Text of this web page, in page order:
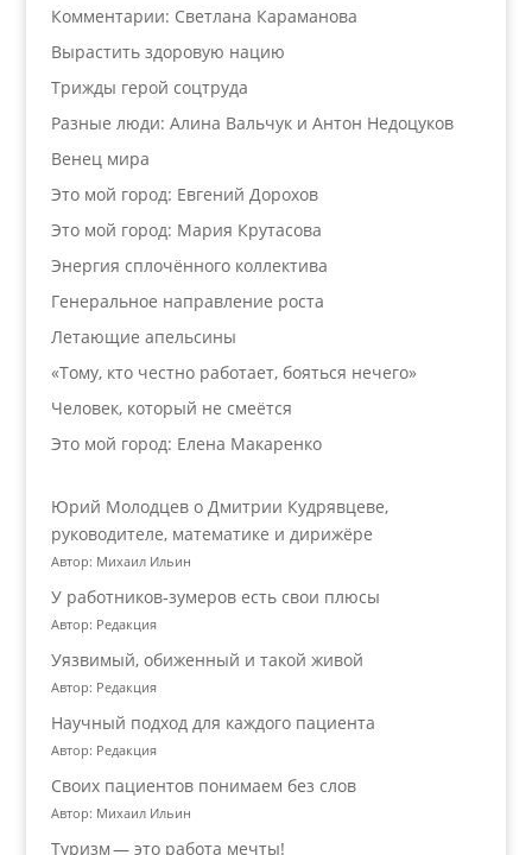
Комментарии: Светлана Караманова
Вырастить здоровую нацию
Трижды герой соцтруда
Разные люди: Алина Вальчук и Антон Недоцуков
Венец мира
Это мой город: Евгений Дорохов
Это мой город: Мария Крутасова
Энергия сплочённого коллектива
Генеральное направление роста
Летающие апельсины
«Тому, кто честно работает, бояться нечего»
Человек, который не смеётся
Это мой город: Елена Макаренко
Юрий Молодцев о Дмитрии Кудрявцеве,
руководителе, математике и дирижёре
Автор: Михаил Ильин
У работников‑зумеров есть свои плюсы
Автор: Редакция
Уязвимый, обиженный и такой живой
Автор: Редакция
Научный подход для каждого пациента
Автор: Редакция
Своих пациентов понимаем без слов
Автор: Михаил Ильин
Туризм — это работа мечты!